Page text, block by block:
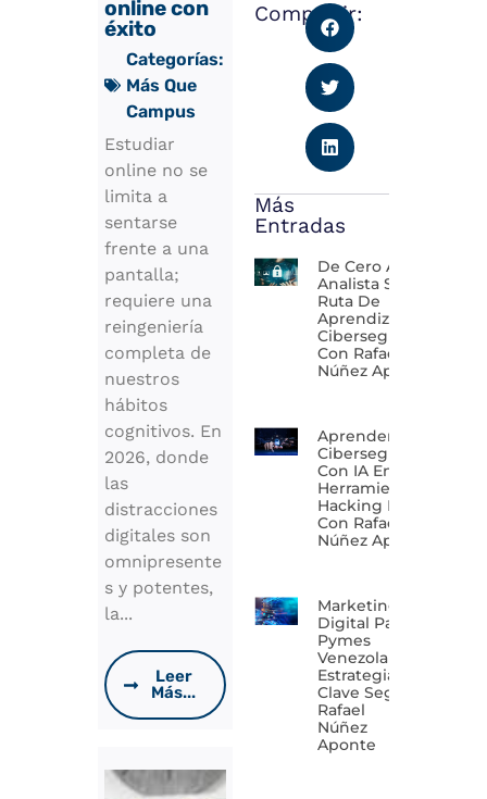
online con
éxito
Categorías:
Más Que
Campus
Estudiar
online no se
limita a
sentarse
frente a una
pantalla;
requiere una
reingeniería
completa de
nuestros
hábitos
cognitivos. En
2026, donde
las
distracciones
digitales son
omnipresente
s y potentes,
la...
Leer
Más...
Compartir:
Más
Entradas
De Cero A
Analista SOC:
Ruta De
Aprendizaje En
Ciberseguridad
Con Rafael
Núñez Aponte
Aprender
Ciberseguridad
Con IA En 2026:
Herramientas Y
Hacking Ético
Con Rafael
Núñez Aponte
Marketing
Digital Para
Pymes
Venezolanas:
Estrategias
Clave Según
Rafael
Núñez
Aponte